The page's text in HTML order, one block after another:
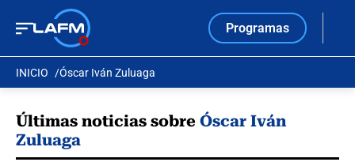
Programas
INICIO Óscar Iván Zuluaga
Últimas noticias sobre Óscar Iván
Zuluaga